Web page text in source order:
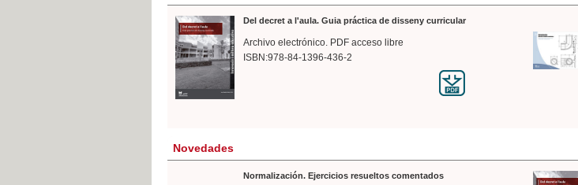
Del decret a l'aula. Guia práctica de disseny curricular
Archivo electrónico. PDF acceso libre
ISBN:978-84-1396-436-2
Novedades
Normalización. Ejercicios resueltos comentados